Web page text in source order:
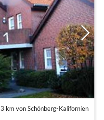
3 km von Schönberg-Kalifornien